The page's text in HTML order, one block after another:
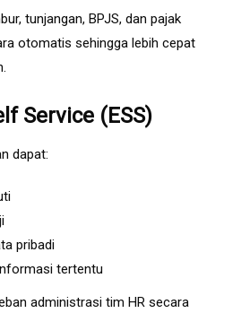
tunjangan, BPJS, dan pajak
otomatis sehingga lebih cepat
Service (ESS)
dapat:
pribadi
tertentu
administrasi tim HR secara